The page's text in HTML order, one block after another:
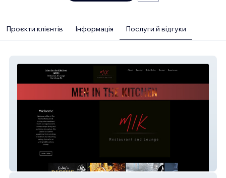
Проєкти клієнтів Інформація Послуги й відгуки
Men In the Kitchen